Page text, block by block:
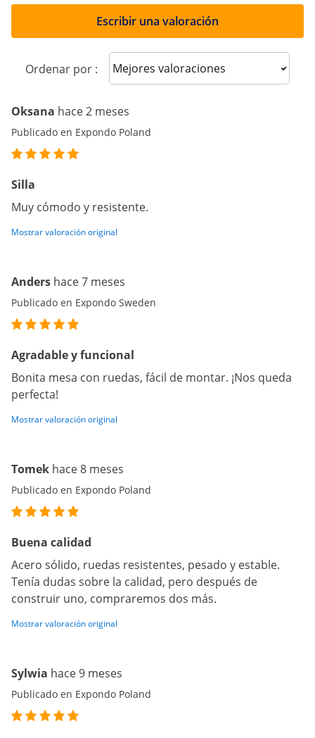
Escribir una valoración
Ordenar por : Sort reviews
Oksana hace 2 meses
Publicado en Expondo Poland
Silla
Muy cómodo y resistente.
Mostrar valoración original
Anders hace 7 meses
Publicado en Expondo Sweden
Agradable y funcional
Bonita mesa con ruedas, fácil de montar. ¡Nos queda
perfecta!
Mostrar valoración original
Tomek hace 8 meses
Publicado en Expondo Poland
Buena calidad
Acero sólido, ruedas resistentes, pesado y estable.
Tenía dudas sobre la calidad, pero después de
construir uno, compraremos dos más.
Mostrar valoración original
Sylwia hace 9 meses
Publicado en Expondo Poland